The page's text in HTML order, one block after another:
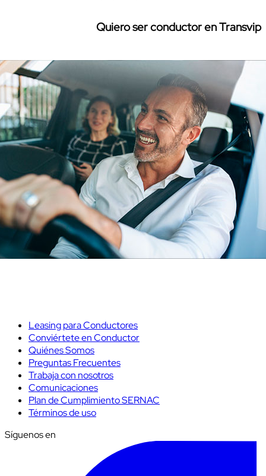
Quiero ser conductor en Transvip
Leasing para Conductores
Conviértete en Conductor
Quiénes Somos
Preguntas Frecuentes
Trabaja con nosotros
Comunicaciones
Plan de Cumplimiento SERNAC
Términos de uso
Síguenos en